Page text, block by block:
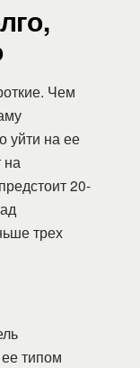
Чем
уйти на ее
на
20-
трех
типом